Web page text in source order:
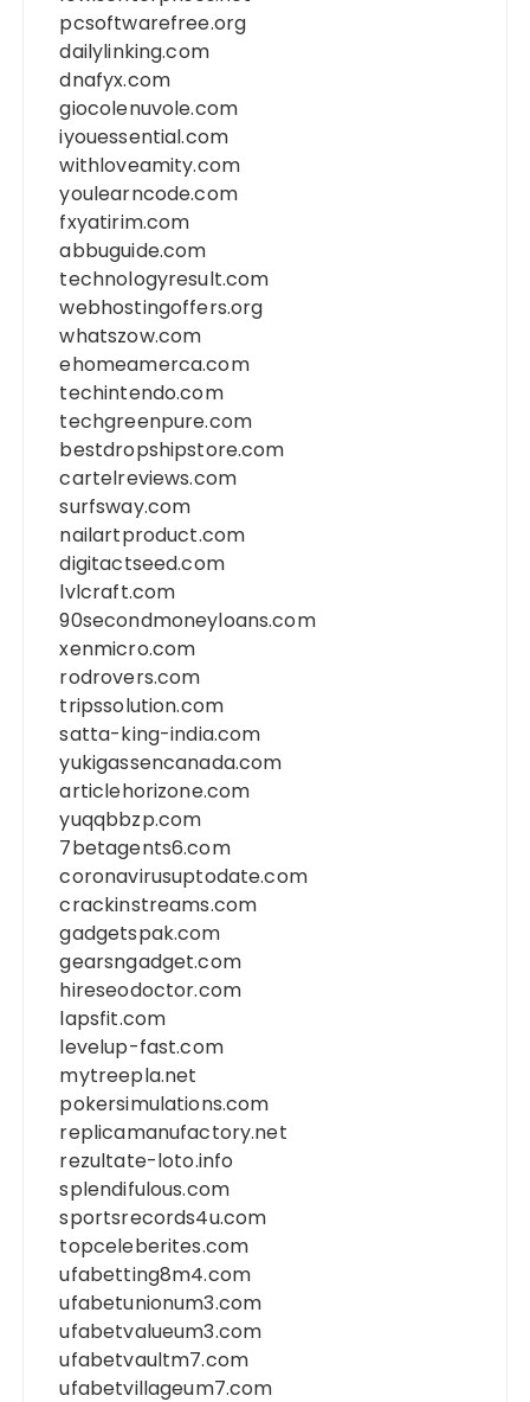
pcsoftwarefree.org
dailylinking.com
dnafyx.com
giocolenuvole.com
iyouessential.com
withloveamity.com
youlearncode.com
fxyatirim.com
abbuguide.com
technologyresult.com
webhostingoffers.org
whatszow.com
ehomeamerca.com
techintendo.com
techgreenpure.com
bestdropshipstore.com
cartelreviews.com
surfsway.com
nailartproduct.com
digitactseed.com
lvlcraft.com
90secondmoneyloans.com
xenmicro.com
rodrovers.com
tripssolution.com
satta-king-india.com
yukigassencanada.com
articlehorizone.com
yuqqbbzp.com
7betagents6.com
coronavirusuptodate.com
crackinstreams.com
gadgetspak.com
gearsngadget.com
hireseodoctor.com
lapsfit.com
levelup-fast.com
mytreepla.net
pokersimulations.com
replicamanufactory.net
rezultate-loto.info
splendifulous.com
sportsrecords4u.com
topceleberites.com
ufabetting8m4.com
ufabetunionum3.com
ufabetvalueum3.com
ufabetvaultm7.com
ufabetvillageum7.com